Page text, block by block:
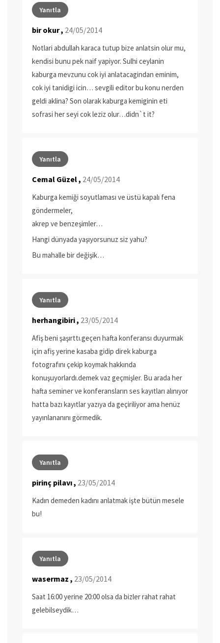
Yanıtla
bir okur , 24/05/2014
Notlari abdullah karaca tutup bize anlatsin olur mu,
kendisi bunu pek naif yapiyor. Sulhi ceylanin
kaburga mevzunu cok iyi anlatacagindan eminim,
cok iyi tanidigi icin… sevgili editor bu konu nerden
geldi aklina? Son olarak kaburga kemiginin eti
sofrasi her seyi cok leziz olur…didn`t it?
Yanıtla
Cemal Güzel , 24/05/2014
Kaburga kemiği soyutlaması ve üstü kapalı fena
göndermeler,
akrep ve benzeşimler…
Hangi dünyada yaşıyorsunuz siz yahu?
Bu mahalle bir değişik…
Yanıtla
herhangibiri , 23/05/2014
Afiş beni şaşırttı.geçen hafta konferansı duyurmak
için afiş yerine kasaba gidip direk kaburga
fotografını çekip koymak hakkında
konuşuyorlardı.demek vaz geçmişler. Bu arada her
hafta seminer ve konferansların ses kayıtları alınıyor
hatta bazı kayıtlar yazıya da geçiriliyor ama henüz
yayınlananını görmedik.
Yanıtla
pirinç pilavı , 23/05/2014
Kadın demeden kadını anlatmak işte bütün mesele
bu!
Yanıtla
wasermaz , 23/05/2014
Saat 16:00 yerine 20:00 olsa da bizler rahat rahat
gelebilseydik…